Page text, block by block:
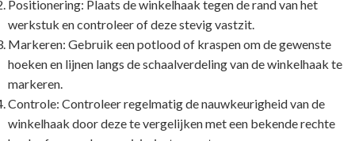
Positionering: Plaats de winkelhaak tegen de rand van het
werkstuk en controleer of deze stevig vastzit.
Markeren: Gebruik een potlood of kraspen om de gewenste
hoeken en lijnen langs de schaalverdeling van de winkelhaak te
markeren.
Controle: Controleer regelmatig de nauwkeurigheid van de
winkelhaak door deze te vergelijken met een bekende rechte